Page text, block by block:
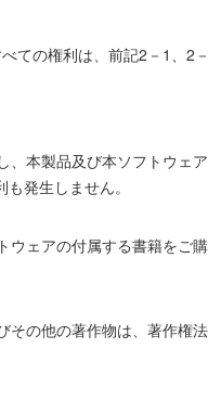
の権利は、前記2－1、2
本製品及び本ソフトウ
発生しません。
ェアの付属する書籍を
の他の著作物は、著作権